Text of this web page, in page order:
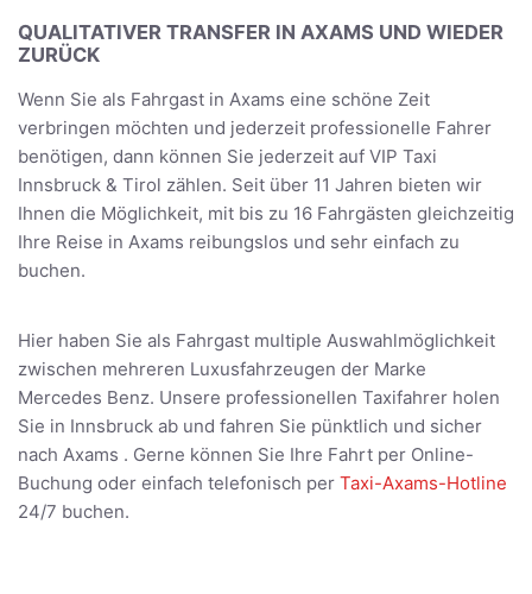
QUALITATIVER TRANSFER IN AXAMS UND WIEDER
ZURÜCK
Wenn Sie als Fahrgast in Axams eine schöne Zeit
verbringen möchten und jederzeit professionelle Fahrer
benötigen, dann können Sie jederzeit auf VIP Taxi
Innsbruck & Tirol zählen. Seit über 11 Jahren bieten wir
Ihnen die Möglichkeit, mit bis zu 16 Fahrgästen gleichzeitig
Ihre Reise in Axams reibungslos und sehr einfach zu
buchen.
Hier haben Sie als Fahrgast multiple Auswahlmöglichkeit
zwischen mehreren Luxusfahrzeugen der Marke
Mercedes Benz. Unsere professionellen Taxifahrer holen
Sie in Innsbruck ab und fahren Sie pünktlich und sicher
nach Axams . Gerne können Sie Ihre Fahrt per Online-
Buchung oder einfach telefonisch per Taxi-Axams-Hotline
24/7 buchen.